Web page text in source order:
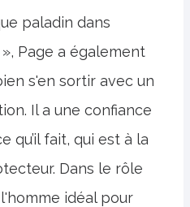
paladin dans
Page a également
s'en sortir avec un
Il a une confiance
qu’il fait, qui est à la
Dans le rôle
idéal pour